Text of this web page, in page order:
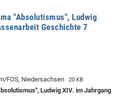
"Absolutismus", Ludwig
Geschichte 7
FOS, Niedersachsen 20 KB
Ludwig XIV. im Jahrgang